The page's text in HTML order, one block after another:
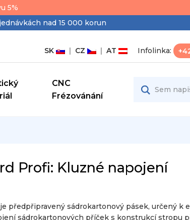
5%
nad 15 000 korun
SK | CZ | AT Infolinka:
CNC
Frézovánání
Profi: Kluzné napojení
předpřipravený sádrokartonový pásek, určený k
sádrokartonových příček s konstrukcí stropu